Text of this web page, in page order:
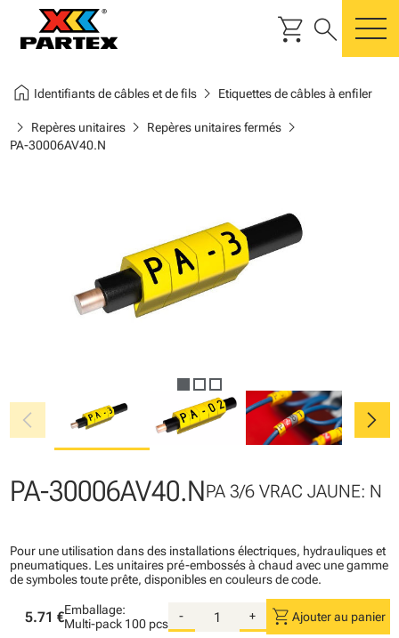
shopping_cart search
home Identifiants de câbles et de filschevron_right Etiquettes de câbles à enfiler
chevron_right Repères unitaireschevron_right Repères unitaires ferméschevron_right
PA-30006AV40.N
chevron_left chevron_right
PA-30006AV40.NPA 3/6 VRAC JAUNE: N
Pour une utilisation dans des installations électriques, hydrauliques et
pneumatiques. Les unitaires pré-embossés à chaud avec une gamme
de symboles toute prête, disponibles en couleurs de code.
5.71 €Emballage:
Multi-pack 100 pcs
- + shopping_cart Ajouter au panier